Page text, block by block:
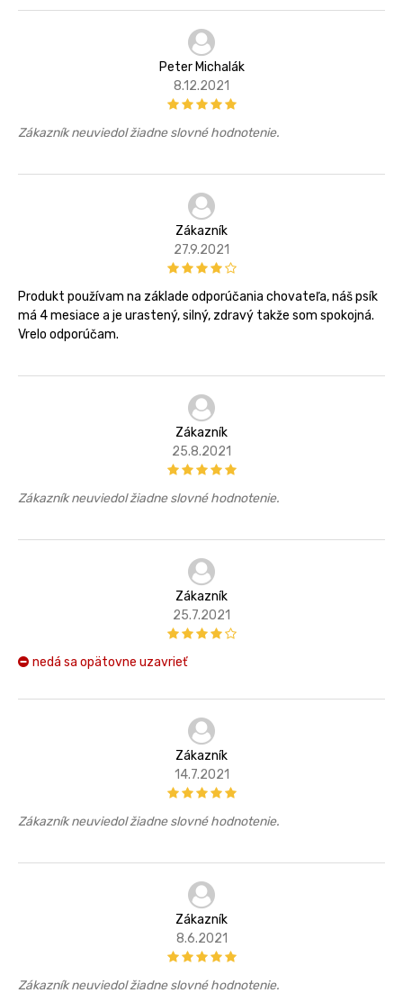
Peter Michalák
8.12.2021
Zákazník neuviedol žiadne slovné hodnotenie.
Zákazník
27.9.2021
Produkt používam na základe odporúčania chovateľa, náš psík
má 4 mesiace a je urastený, silný, zdravý takže som spokojná.
Vrelo odporúčam.
Zákazník
25.8.2021
Zákazník neuviedol žiadne slovné hodnotenie.
Zákazník
25.7.2021
nedá sa opätovne uzavrieť
Zákazník
14.7.2021
Zákazník neuviedol žiadne slovné hodnotenie.
Zákazník
8.6.2021
Zákazník neuviedol žiadne slovné hodnotenie.